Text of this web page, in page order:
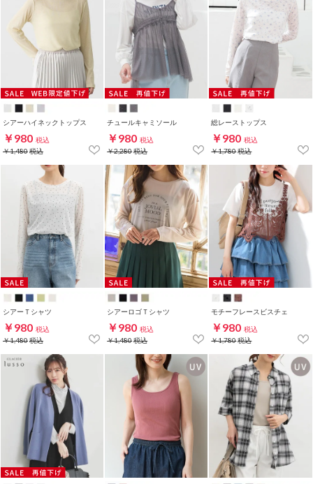
シアーハイネックトップス
￥980 税込
￥1,480税込
チュールキャミソール
￥980 税込
￥2,280税込
総レーストップス
￥980 税込
￥1,780税込
シアーＴシャツ
￥980 税込
￥1,480税込
シアーロゴＴシャツ
￥980 税込
￥1,480税込
モチーフレースビスチェ
￥980 税込
￥1,780税込